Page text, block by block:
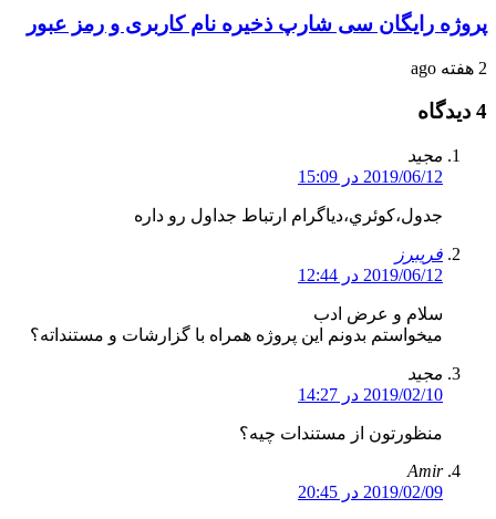
پروژه رایگان سی شارپ ذخیره نام کاربری و رمز عبور
2 هفته ago
4 دیدگاه
مجید
2019/06/12 در 15:09
جدول،كوئري،دياگرام ارتباط جداول رو داره
فریبرز
2019/06/12 در 12:44
سلام و عرض ادب
میخواستم بدونم این پروژه همراه با گزارشات و مستنداته؟
مجید
2019/02/10 در 14:27
منظورتون از مستندات چيه؟
Amir
2019/02/09 در 20:45